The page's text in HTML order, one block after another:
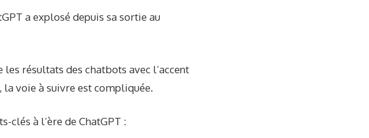
a explosé depuis sa sortie au
résultats des chatbots avec l’accent
la voie à suivre est compliquée.
clés à l’ère de ChatGPT :